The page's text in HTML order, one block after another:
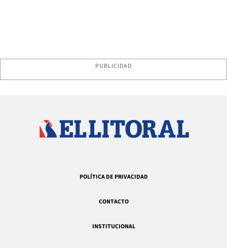
PUBLICIDAD
POLÍTICA DE PRIVACIDAD
CONTACTO
INSTITUCIONAL